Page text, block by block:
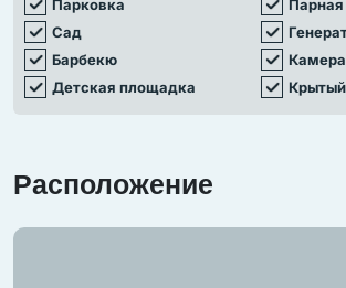
Жилая:
Балконы/террасы:
Инфраструктура
Парковка
Парная
Сад
Барбекю
Детская площадка
Расположение